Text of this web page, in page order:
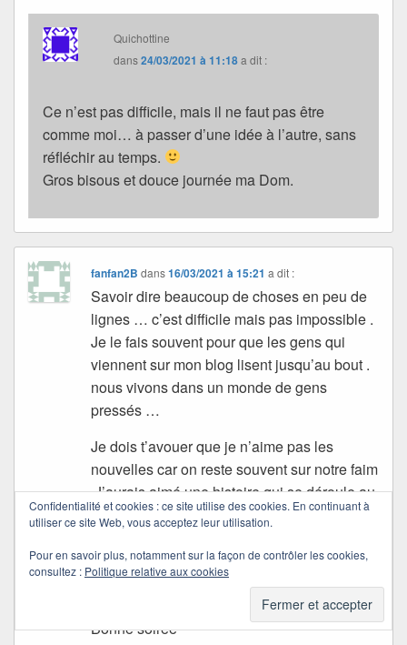
Quichottine
dans24/03/2021 à 11:18a dit :
Ce n’est pas difficile, mais il ne faut pas être
comme moi… à passer d’une idée à l’autre, sans
réfléchir au temps.
Gros bisous et douce journée ma Dom.
fanfan2B dans16/03/2021 à 15:21 a dit :
Savoir dire beaucoup de choses en peu de
lignes … c’est difficile mais pas impossible .
Je le fais souvent pour que les gens qui
viennent sur mon blog lisent jusqu’au bout .
nous vivons dans un monde de gens
pressés …
Je dois t’avouer que je n’aime pas les
nouvelles car on reste souvent sur notre faim
.J’aurais aimé une histoire qui se déroule au
fil des pages ;(comme pour le mariage )
.lorsque les participants sont très nombreux
..; cela demanderait une logistique très
Bonne soirée
Confidentialité et cookies : ce site utilise des cookies. En continuant à
utiliser ce site Web, vous acceptez leur utilisation.
Pour en savoir plus, notamment sur la façon de contrôler les cookies,
consultez : Politique relative aux cookies